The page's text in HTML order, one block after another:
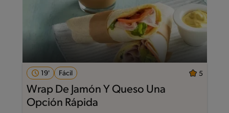
19' Fácil 5
Wrap De Jamón Y Queso Una
Opción Rápida